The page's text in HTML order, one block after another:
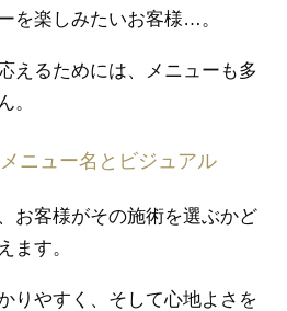
を楽しみたいお客様…。
えるためには、メニューも多
。
ニュー名とビジュアル
お客様がその施術を選ぶかど
ます。
りやすく、そして心地よさを